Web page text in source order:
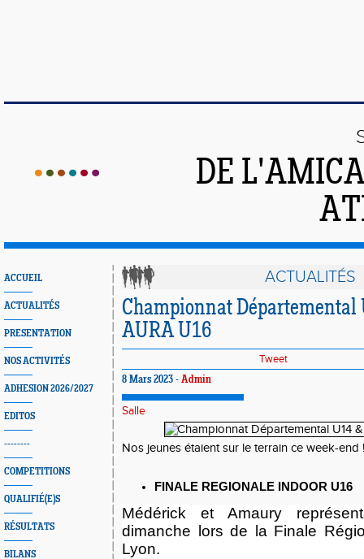
DE
ACCUEIL
ACTUALITÉS
PRESENTATION
NOS ACTIVITÉS
ADHESION 2026/2027
EDITOS
--------
COMPETITIONS
QUALIFIÉ(E)S
RÉSULTATS
BILANS
ACTUALITÉS
Championnat Départemental
AURA U16
Tweet
8 Mars 2023 - Admin
Salle
Nos jeunes étaient sur le terrain ce week-end !
FINALE REGIONALE INDOOR U16
Médérick et Amaury
dimanche lors de la Finale
Lyon.